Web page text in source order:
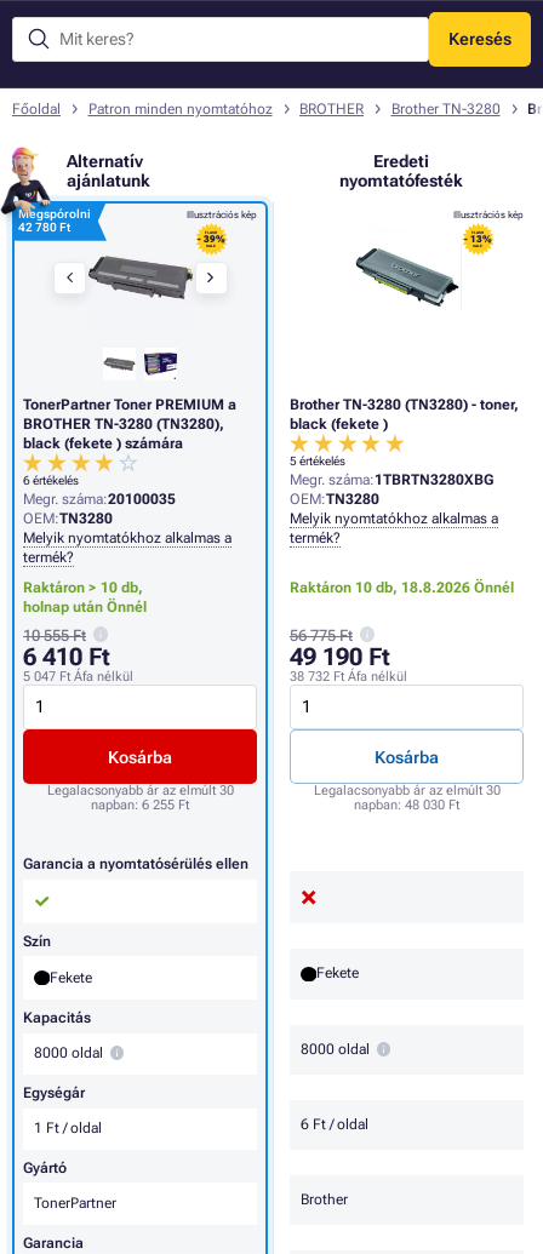
Keresés
Menü
Főoldal Patron minden nyomtatóhoz BROTHER Brother TN-3280
Alternatív
ajánlatunk
Eredeti
nyomtatófesték
Illusztrációs kép
FLASH
- 13%
SALE
Brother TN-3280 (TN3280) - toner,
black (fekete )
5 értékelés
Megr. száma:1TBRTN3280XBG
OEM:TN3280
Melyik nyomtatókhoz alkalmas a
termék?
Raktáron 10 db, 18.8.2026 Önnél
56 775 Ft
49 190 Ft
38 732 Ft Áfa nélkül
Kosárba
Legalacsonyabb ár az elmúlt 30
napban: 48 030 Ft
Fekete
8000 oldal
6 Ft / oldal
Brother
Illusztrációs kép
FLASH
- 39%
SALE
Megspórolni
42 780 Ft
TonerPartner Toner PREMIUM a
BROTHER TN-3280 (TN3280),
black (fekete ) számára
6 értékelés
Megr. száma:20100035
OEM:TN3280
Melyik nyomtatókhoz alkalmas a
termék?
Raktáron > 10 db,
holnap után Önnél
10 555 Ft
6 410 Ft
5 047 Ft Áfa nélkül
Kosárba
Legalacsonyabb ár az elmúlt 30
napban: 6 255 Ft
Garancia a nyomtatósérülés ellen
Szín
Fekete
Kapacitás
8000 oldal
Egységár
1 Ft / oldal
Gyártó
TonerPartner
Garancia